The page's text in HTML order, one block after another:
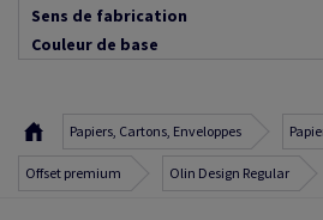
Sens de fabrication
Couleur de base
Papiers, Cartons, Enveloppes
Offset premium Olin Design Regular